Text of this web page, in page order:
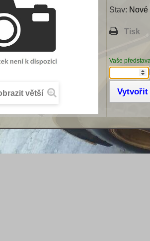
větší
Stav: Nové
Tisk
Vaše
Vytvořit